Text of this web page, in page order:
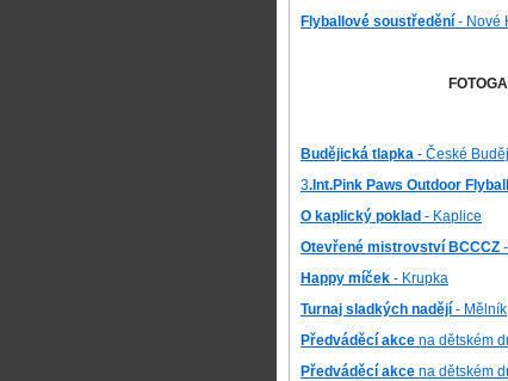
Flyballové soustředění - Nové
Budějická tlapka - České
3.Int.Pink Paws Outdoor
O kaplický poklad - Kaplice
Otevřené mistrovství BCCCZ
Happy míček - Krupka
Turnaj sladkých nadějí - Mělník
Předváděcí akce na dětském
Předváděcí akce na dětském